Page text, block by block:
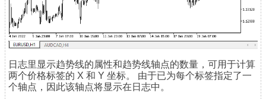
日志里显示趋势线的属性和趋势线轴点的数量，可用于计算
两个价格标签的 X 和 Y 坐标。 由于已为每个标签指定了一
个轴点，因此该轴点将显示在日志中。